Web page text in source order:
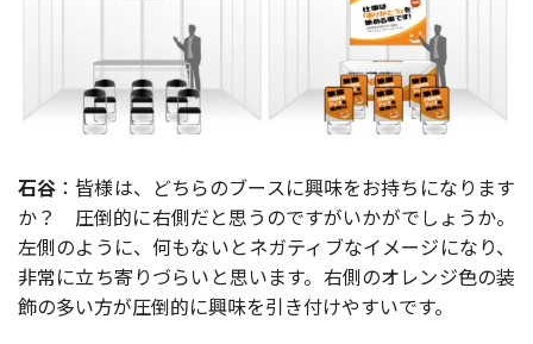
石谷 ：皆様は、どちらのブースに興味をお持ちになります
か？ 圧倒的に右側だと思うのですがいかがでしょうか。
左側のように、何もないとネガティブなイメージになり、
非常に立ち寄りづらいと思います。右側のオレンジ色の装
飾の多い方が圧倒的に興味を引き付けやすいです。